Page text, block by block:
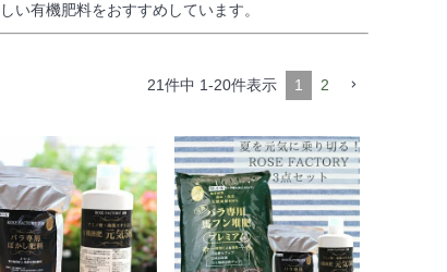
い有機肥料をおすすめしています。
21件中 1-20件表示 1 2